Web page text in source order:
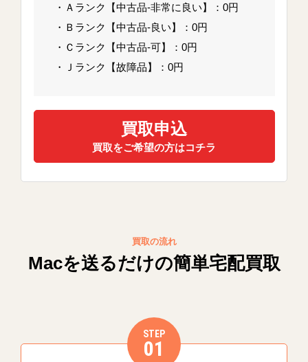
・Ａランク【中古品-非常に良い】：0円
・Ｂランク【中古品-良い】：0円
・Ｃランク【中古品-可】：0円
・Ｊランク【故障品】：0円
買取申込
買取をご希望の方はコチラ
買取の流れ
Macを送るだけの簡単宅配買取
STEP
01